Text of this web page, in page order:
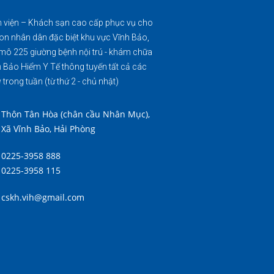
viện – Khách sạn cao cấp phục vụ cho
nhân dân đặc biệt khu vực Vĩnh Bảo,
225 giường bệnh nội trú - khám chữa
Bảo Hiểm Y Tế thông tuyến tất cả các
trong tuần (từ thứ 2 - chủ nhật)
Thôn Tân Hòa (chân cầu Nhân Mục),
Xã Vĩnh Bảo, Hải Phòng
0225-3958 888
0225-3958 115
cskh.vih@gmail.com